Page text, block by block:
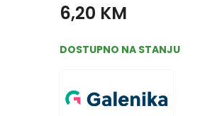
6,20 KM
DOSTUPNO NA STANJU